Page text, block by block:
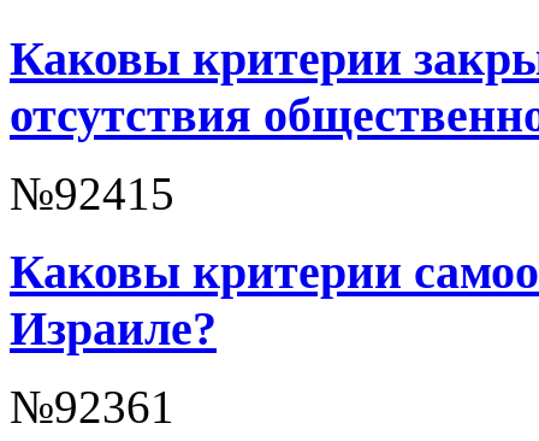
Каковы критерии
отсутствия
№92415
Каковы критерии
Израиле?
№92361